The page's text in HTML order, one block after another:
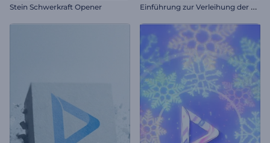
Stein Schwerkraft Opener E
inführung zur Verleihung der Goldenen Trophäe